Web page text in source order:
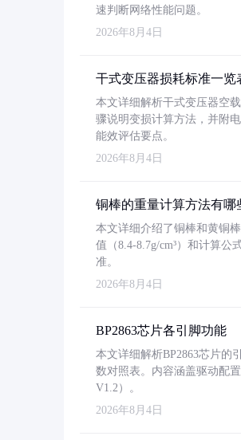
速判断网络性能问题。
2026年8月4日
干式变压器损耗标准一览
本文详细解析干式变压器空
骤说明变损计算方法，并附
能效评估要点。
2026年8月4日
铜棒的重量计算方法有哪
本文详细介绍了铜棒和黄铜
值（8.4-8.7g/cm³）和计算
准。
2026年8月4日
BP2863芯片各引脚功能
本文详细解析BP2863芯片的
数对照表。内容涵盖驱动配
V1.2）。
2026年8月4日